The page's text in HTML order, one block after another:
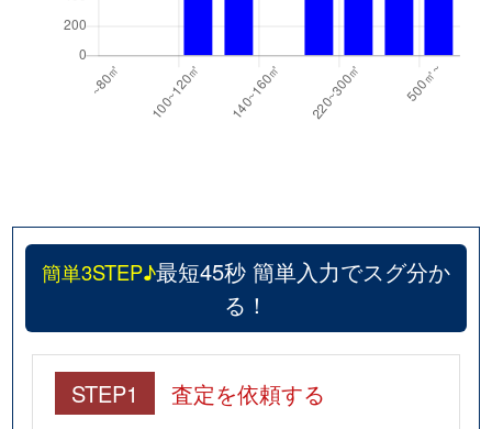
簡単3STEP♪最短45秒 簡単入力でスグ分か
る！
STEP1 査定を依頼する